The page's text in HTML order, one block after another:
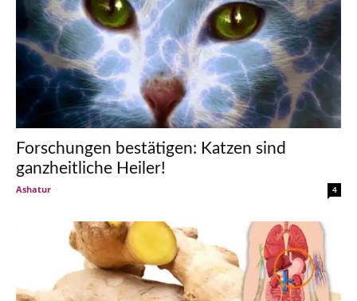
Forschungen bestätigen: Katzen sind
ganzheitliche Heiler!
Ashatur - 4